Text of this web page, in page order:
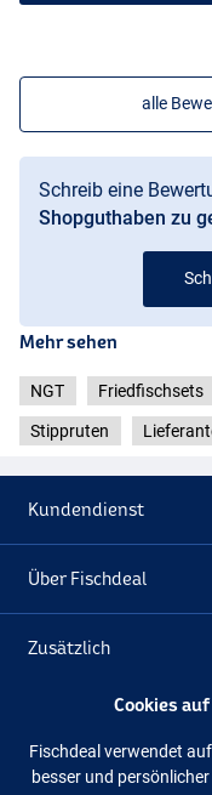
alle
Schreib eine
Shopguthaben zu
Mehr sehen
NGT Friedfischsets
Stippruten
Kundendienst
Über Fischdeal
Zusätzlich
Lagerräumung
Cookies
Fischdeal verwendet
besser und